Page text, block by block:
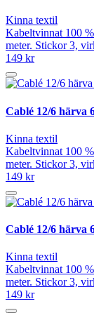
Kinna textil
Kabeltvinnat 100
meter. Stickor 3,
149 kr
Cablé 12/6 härva
Kinna textil
Kabeltvinnat 100
meter. Stickor 3,
149 kr
Cablé 12/6 härva
Kinna textil
Kabeltvinnat 100
meter. Stickor 3,
149 kr